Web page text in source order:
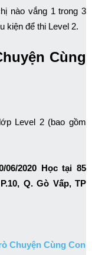
nào vắng 1 trong 3
kiện để thi Level 2.
Cùng
Level 2 (bao gồm
2020 Học tại 85
Q. Gò Vấp, TP
Chuyện Cùng Con